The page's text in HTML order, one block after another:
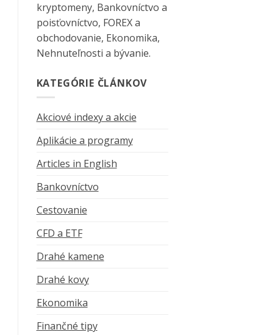
kryptomeny, Bankovníctvo a
poisťovníctvo, FOREX a
obchodovanie, Ekonomika,
Nehnuteľnosti a bývanie.
KATEGÓRIE ČLÁNKOV
Akciové indexy a akcie
Aplikácie a programy
Articles in English
Bankovníctvo
Cestovanie
CFD a ETF
Drahé kamene
Drahé kovy
Ekonomika
Finančné tipy